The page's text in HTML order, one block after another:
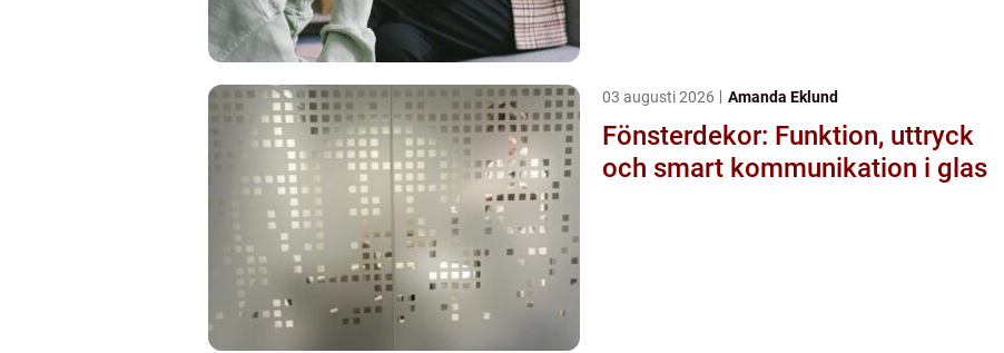
03 augusti 2026 Amanda Eklund
Fönsterdekor: Funktion, uttryck
och smart kommunikation i glas